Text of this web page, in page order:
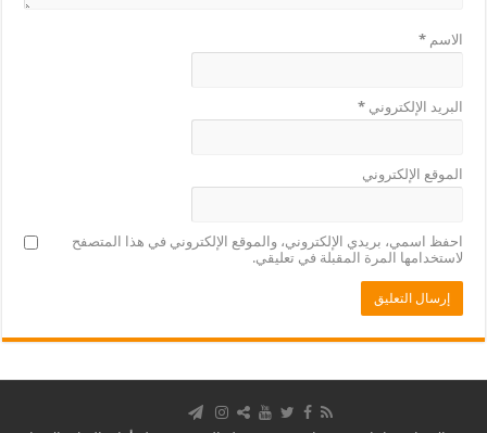
الاسم*
البريد الإلكتروني*
الموقع الإلكتروني
احفظ اسمي، بريدي الإلكتروني، والموقع الإلكتروني في هذا المتصفح
لاستخدامها المرة المقبلة في تعليقي.